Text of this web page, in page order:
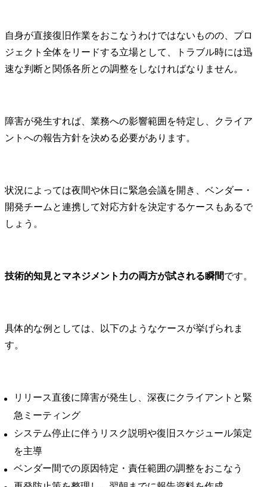
自身が直接復旧作業をおこなうわけではないものの、プロ
ジェクト全体をリードする立場として、トラブル時には迅
速な判断と関係各所との調整をしなければなりません。
障害が発生すれば、業務への影響範囲を特定し、クライア
ントへの報告方針を決める必要があります。
状況によっては夜間や休日に緊急会議を開き、ベンダー・
開発チームと連携して対応方針を決定するケースもあるで
しょう。
技術的知見とマネジメント力の両方が試される瞬間です。
具体的な例としては、以下のようなケースが挙げられま
す。
リリース直後に障害が発生し、深夜にクライアントと緊
急ミーティング
システム停止に伴うリスク説明や復旧スケジュール策定
を主導
ベンダー間での原因特定・責任範囲の調整をおこなう